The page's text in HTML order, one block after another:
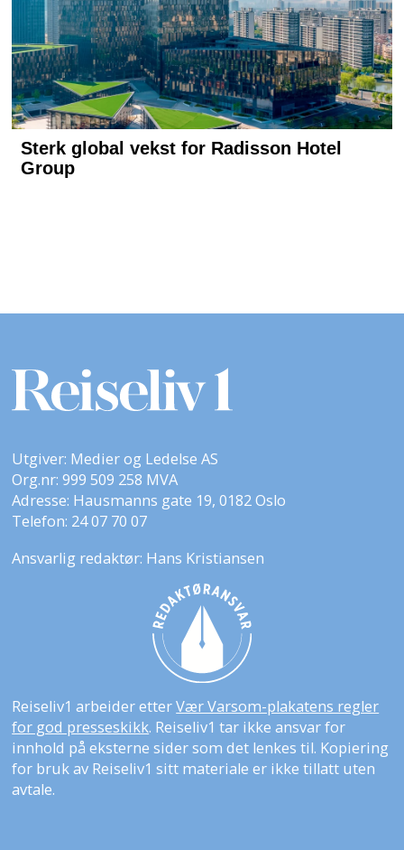
Utgiver: Medier og Ledelse AS
Org.nr: 999 509 258 MVA
Adresse: Hausmanns gate 19, 0182 Oslo
Telefon: 24 07 70 07
Ansvarlig redaktør: Hans Kristiansen
Reiseliv1 arbeider etterVær Varsom-plakatens regler
for god presseskikk. Reiseliv1 tar ikke ansvar for
innhold på eksterne sider som det lenkes til. Kopiering
for bruk av Reiseliv1 sitt materiale er ikke tillatt uten
avtale.